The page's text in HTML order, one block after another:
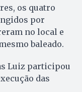
os quatro
por
no local e
baleado.
Luiz participou
das